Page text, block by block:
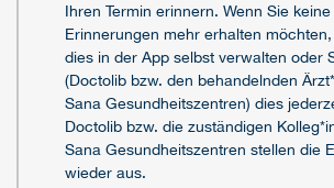
Ihren Termin erinnern. Wenn Sie keine
Erinnerungen mehr erhalten
dies in der App selbst verwalten oder
(Doctolib bzw. den behandelnden
Sana Gesundheitszentren) dies
Doctolib bzw. die zuständigen
Sana Gesundheitszentren stellen die
wieder aus.